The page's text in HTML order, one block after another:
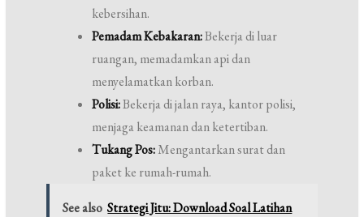
kebersihan.
Pemadam Kebakaran:Bekerja di luar
ruangan, memadamkan api dan
menyelamatkan korban.
Polisi:Bekerja di jalan raya, kantor polisi,
menjaga keamanan dan ketertiban.
Tukang Pos:Mengantarkan surat dan
paket ke rumah-rumah.
See also Strategi Jitu: Download Soal Latihan